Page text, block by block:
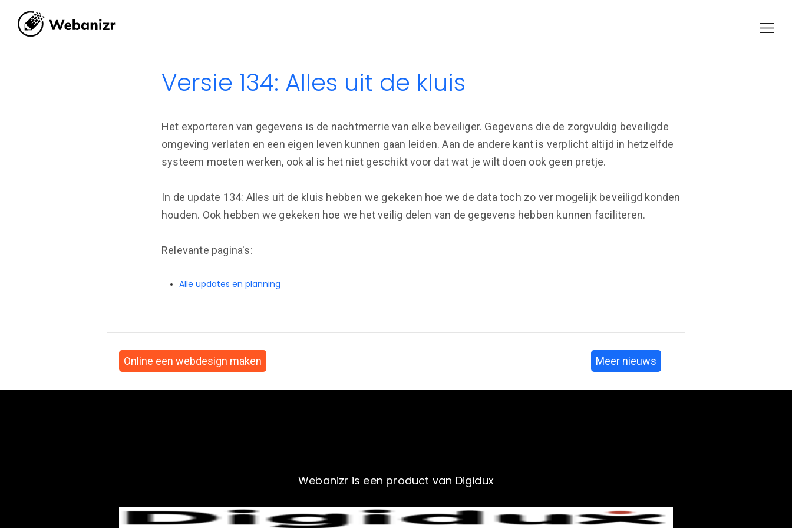
Versie 134: Alles uit de kluis
Het exporteren van gegevens is de nachtmerrie van elke beveiliger. Gegevens die de zorgvuldig beveiligde
omgeving verlaten en een eigen leven kunnen gaan leiden. Aan de andere kant is verplicht altijd in hetzelfde
systeem moeten werken, ook al is het niet geschikt voor dat wat je wilt doen ook geen pretje.
In de update 134: Alles uit de kluis hebben we gekeken hoe we de data toch zo ver mogelijk beveiligd konden
houden. Ook hebben we gekeken hoe we het veilig delen van de gegevens hebben kunnen faciliteren.
Relevante pagina's:
Alle updates en planning
Online een webdesign maken Meer nieuws
Webanizr is een product van Digidux